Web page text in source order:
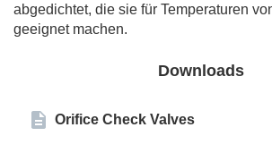
abgedichtet, die sie für Temperaturen
geeignet machen.
Downloads
Orifice Check Valves